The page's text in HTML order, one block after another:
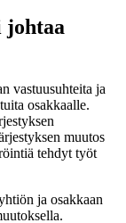
johtaa
vastuusuhteita ja
osakkaalle.
muutos
tehdyt työt
ja osakkaan